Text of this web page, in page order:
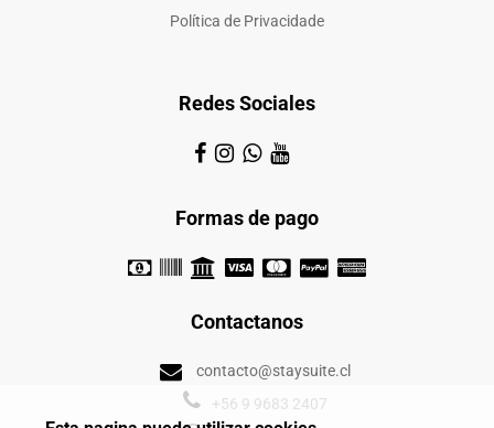
Política de Privacidade
Redes Sociales
Formas de pago
Contactanos
contacto@staysuite.cl
+56 9 9683 2407